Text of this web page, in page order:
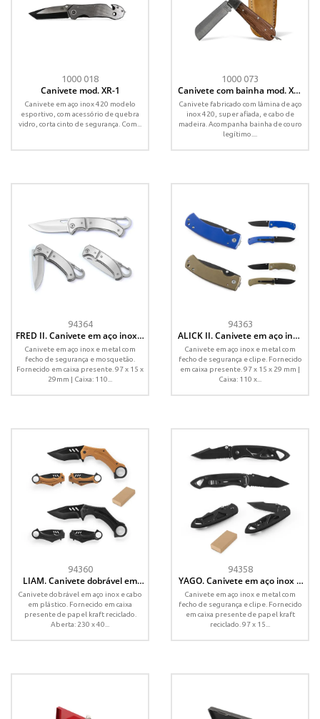
1000 018
Canivete mod. XR-1
Canivete em aço inox 420 modelo
esportivo, com acessório de quebra
vidro, corta cinto de segurança. Com...
1000 073
Canivete com bainha mod. XR-
Canivete fabricado com lâmina de aço
inox 420, super afiada, e cabo de
madeira. Acompanha bainha de couro
legítimo....
94364
FRED II. Canivete em aço inox e
metal com fecho de segurança
Canivete em aço inox e metal com
fecho de segurança e mosquetão.
Fornecido em caixa presente. 97 x 15 x
29mm | Caixa: 110...
94363
ALICK II. Canivete em aço inox
e metal com fecho de
segurança
Canivete em aço inox e metal com
fecho de segurança e clipe. Fornecido
em caixa presente. 97 x 15 x 29 mm |
Caixa: 110 x...
94360
LIAM. Canivete dobrável em
aço inox e cabo em plástico
Canivete dobrável em aço inox e cabo
em plástico. Fornecido em caixa
presente de papel kraft reciclado.
Aberta: 230 x 40...
94358
YAGO. Canivete em aço inox e
metal com fecho de segurança
Canivete em aço inox e metal com
fecho de segurança e clipe. Fornecido
em caixa presente de papel kraft
reciclado. 97 x 15...